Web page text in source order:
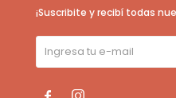
¡Suscribite y recibí todas